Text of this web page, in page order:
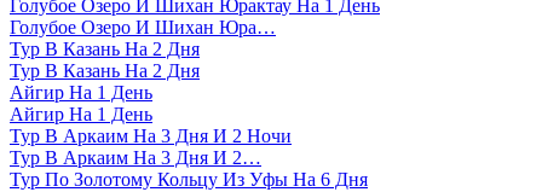
Голубое Озеро И Шихан Юрактау На 1 День
Голубое Озеро И Шихан Юра…
Тур В Казань На 2 Дня
Тур В Казань На 2 Дня
Айгир На 1 День
Айгир На 1 День
Тур В Аркаим На 3 Дня И 2 Ночи
Тур В Аркаим На 3 Дня И 2…
Тур По Золотому Кольцу Из Уфы На 6 Дня